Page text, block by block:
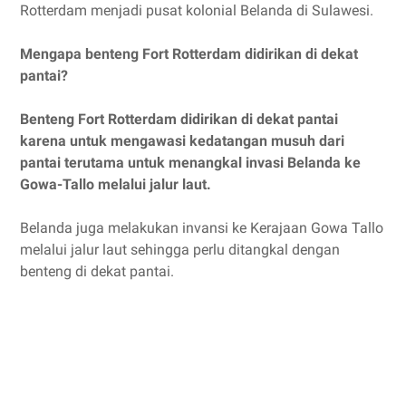
Rotterdam menjadi pusat kolonial Belanda di Sulawesi.
Mengapa benteng Fort Rotterdam didirikan di dekat
pantai?
Benteng Fort Rotterdam didirikan di dekat pantai
karena untuk mengawasi kedatangan musuh dari
pantai terutama untuk menangkal invasi Belanda ke
Gowa-Tallo melalui jalur laut.
Belanda juga melakukan invansi ke Kerajaan Gowa Tallo
melalui jalur laut sehingga perlu ditangkal dengan
benteng di dekat pantai.